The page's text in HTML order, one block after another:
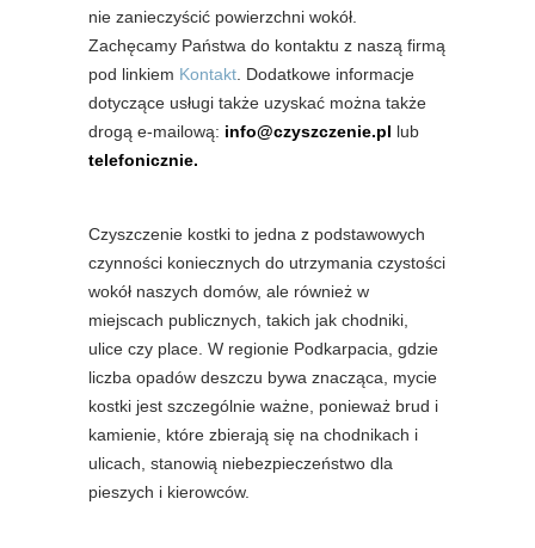
nie zanieczyścić powierzchni wokół.
Zachęcamy Państwa do kontaktu z naszą firmą
pod linkiem Kontakt. Dodatkowe informacje
dotyczące usługi także uzyskać można także
drogą e-mailową: info@czyszczenie.pl lub
telefonicznie.
Czyszczenie kostki to jedna z podstawowych
czynności koniecznych do utrzymania czystości
wokół naszych domów, ale również w
miejscach publicznych, takich jak chodniki,
ulice czy place. W regionie Podkarpacia, gdzie
liczba opadów deszczu bywa znacząca, mycie
kostki jest szczególnie ważne, ponieważ brud i
kamienie, które zbierają się na chodnikach i
ulicach, stanowią niebezpieczeństwo dla
pieszych i kierowców.